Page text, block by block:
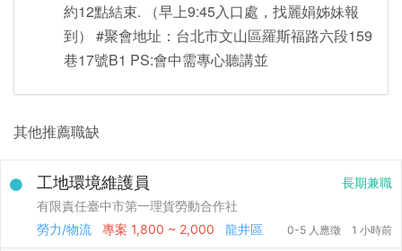
約12點結束. （早上9:45入口處，找麗娟姊妹報
到） #聚會地址：台北市文山區羅斯福路六段159
巷17號B1 PS:會中需專心聽講並
其他推薦職缺
長期兼職
工地環境維護員
有限責任臺中市第一理貨勞動合作社
勞力/物流
專案 1,800 ~ 2,000 龍井區 0-5 人應徵 1 小時前